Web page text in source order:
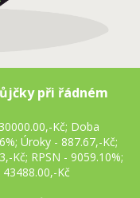
při řádném
30000.00,-Kč; Doba
; Úroky - 887.67,-Kč;
Kč; RPSN - 9059.10%;
43488.00,-Kč